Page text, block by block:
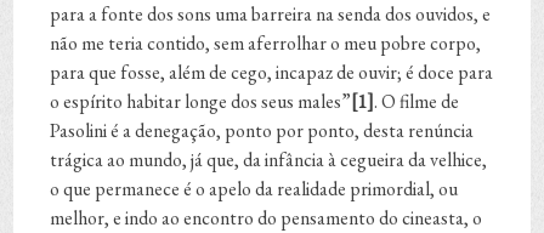
para a fonte dos sons uma barreira na senda dos ouvidos, e
não me teria contido, sem aferrolhar o meu pobre corpo,
para que fosse, além de cego, incapaz de ouvir; é doce para
o espírito habitar longe dos seus males”[1]. O filme de
Pasolini é a denegação, ponto por ponto, desta renúncia
trágica ao mundo, já que, da infância à cegueira da velhice,
o que permanece é o apelo da realidade primordial, ou
melhor, e indo ao encontro do pensamento do cineasta, o